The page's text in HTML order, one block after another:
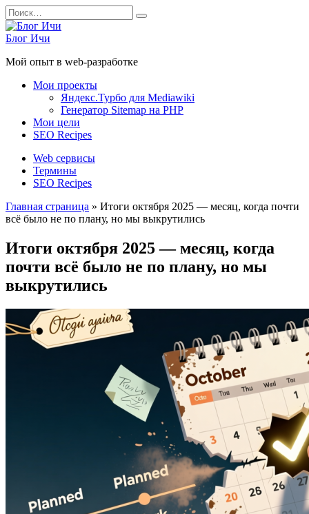
Перейти
к
содержанию
Search
for:
Блог Ичи
Мой опыт в web-разработке
Мои проекты
Яндекс.Турбо для Mediawiki
Генератор Sitemap на PHP
Мои цели
SEO Recipes
Web сервисы
Термины
SEO Recipes
Главная страница » Итоги октября 2025 — месяц, когда почти
всё было не по плану, но мы выкрутились
Итоги октября 2025 — месяц, когда
почти всё было не по плану, но мы
выкрутились